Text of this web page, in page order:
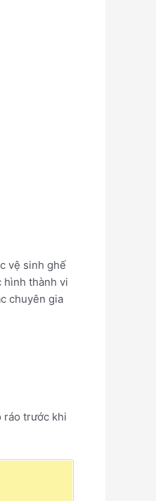
vệ sinh ghế
hình thành vi
chuyên gia
ráo trước khi